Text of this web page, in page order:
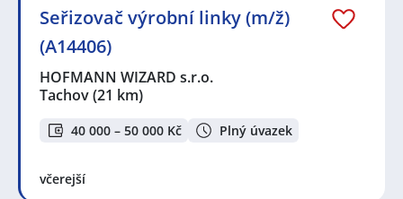
Seřizovač výrobní linky (m/ž)
(A14406)
HOFMANN WIZARD s.r.o.
Tachov(21 km)
40 000 – 50 000 Kč Plný úvazek
včerejší